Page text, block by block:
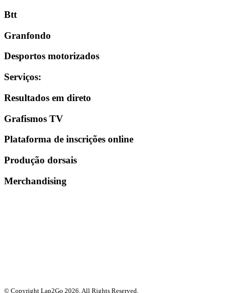
Btt
Granfondo
Desportos motorizados
Serviços:
Resultados em direto
Grafismos TV
Plataforma de inscrições online
Produção dorsais
Merchandising
© Copyright Lap2Go 2026. All Rights Reserved.